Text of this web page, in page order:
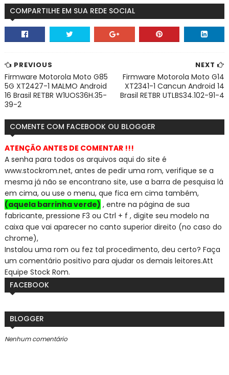
COMPARTILHE EM SUA REDE SOCIAL
NEXT
Firmware Motorola Moto G14
XT2341-1 Cancun Android 14
Brasil RETBR UTLBS34.102-91-4
PREVIOUS
Firmware Motorola Moto G85
5G XT2427-1 MALMO Android
16 Brasil RETBR W1UOS36H.35-
39-2
COMENTE COM FACEBOOK OU BLOGGER
ATENÇÃO ANTES DE COMENTAR !!!
A senha para todos os arquivos aqui do site é
www.stockrom.net, antes de pedir uma rom, verifique se a
mesma já não se encontrano site, use a barra de pesquisa lá
em cima, ou use o menu, que fica em cima também,
(aquela barrinha verde) , entre na página de sua
fabricante, pressione F3 ou Ctrl + f , digite seu modelo na
caixa que vai aparecer no canto superior direito (no caso do
chrome),
Instalou uma rom ou fez tal procedimento, deu certo? Faça
um comentário positivo para ajudar os demais leitores.Att
Equipe Stock Rom.
FACEBOOK
BLOGGER
Nenhum comentário